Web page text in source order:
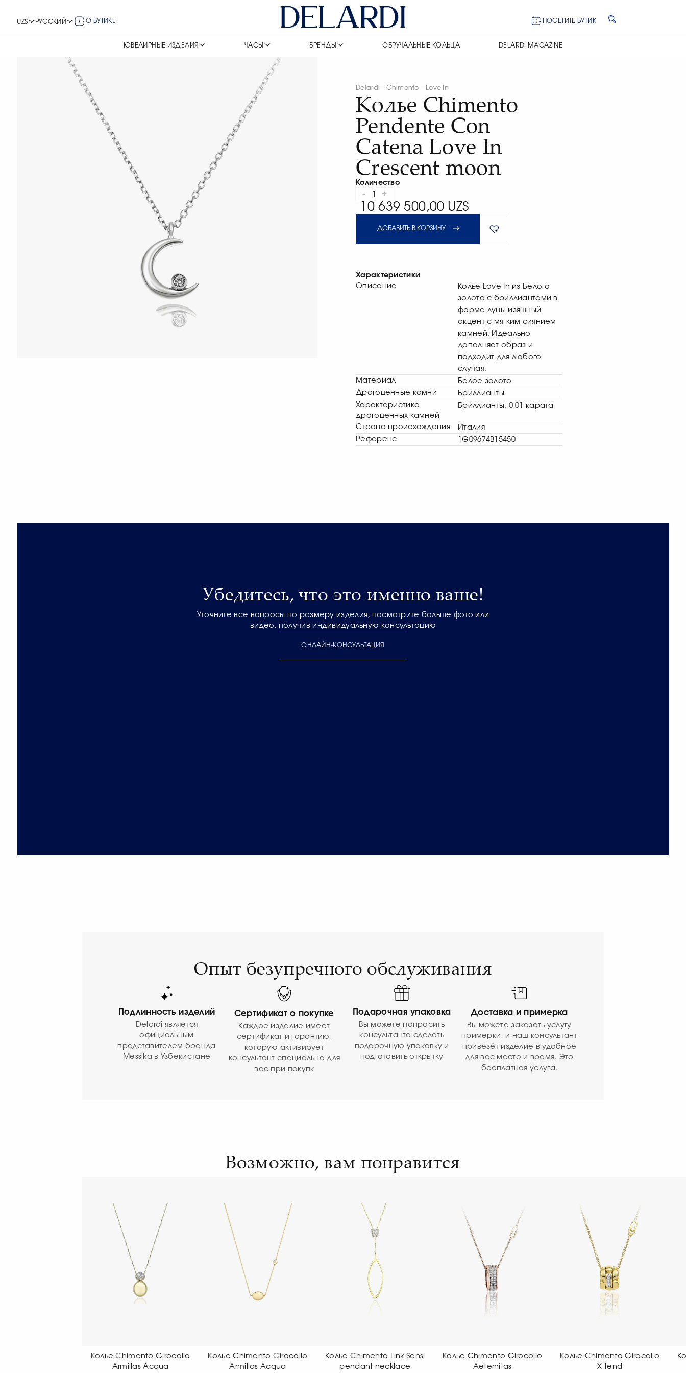
UZS РУССКИЙ О БУТИКЕ ПОСЕТИТЕ БУТИК
ЮВЕЛИРНЫЕ ИЗДЕЛИЯ ЧАСЫ БРЕНДЫ ОБРУЧАЛЬНЫЕ КОЛЬЦА DELARDI MAGAZINE
Delardi—Chimento—Love In
Колье Chimento
Pendente Con
Catena Love In
Crescent moon
Количество
- +
10 639 500,00 UZS
ДОБАВИТЬ В КОРЗИНУ
Характеристики
Описание
Колье Love In из Белого
золота с бриллиантами в
форме луны изящный
акцент с мягким сиянием
камней. Идеально
дополняет образ и
подходит для любого
случая.
Материал
Белое золото
Драгоценные камни
Бриллианты
Характеристика
драгоценных камней
Бриллианты. 0,01 каратa
Страна происхождения
Италия
Референс
1G09674B15450
Убедитесь, что это именно ваше!
Уточните все вопросы по размеру изделия, посмотрите больше фото или
видео, получив индивидуальную консультацию
ОНЛАЙН-КОНСУЛЬТАЦИЯ
Опыт безупречного обслуживания
Подлинность изделий
Delardi является
официальным
представителем бренда
Messika в Узбекистане
Сертификат о покупке
Каждое изделие имеет
сертификат и гарантию,
которую активирует
консультант специально для
вас при покупк
Подарочная упаковка
Вы можете попросить
консультанта сделать
подарочную упаковку и
подготовить открытку
Доставка и примерка
Вы можете заказать услугу
примерки, и наш консультант
привезёт изделие в удобное
для вас место и время. Это
бесплатная услуга.
Возможно, вам понравится
Колье Chimento Girocollo
Armillas Acqua
Колье Chimento Link Sensi
pendant necklace
Колье Chimento Girocollo
Aeternitas
Колье Chimento Girocollo
X-tend
Колье Chimento Girocollo
X-tend